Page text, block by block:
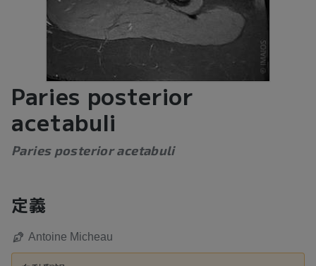
Paries posterior
acetabuli
Paries posterior acetabuli
定義
Antoine Micheau